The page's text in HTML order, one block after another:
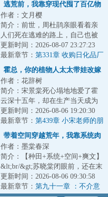
逃荒前，我靠穿现代囤了百亿物
作者：文月樱
简介：前世，周杜鹃亲眼看着亲
人们死在逃难的路上，自己也被
金兵殴打致死 。&lt;br/&gt;再次
睁眼，她竟...
更新时间：2026-08-07 23:27:23
最新章节： 第331章 收购日化品厂
霍总，你的植物人太太带娃改嫁
作者：花辞树
简介：宋景棠死心塌地地爱了霍
云深十五年，却在生产当天成为
了植物人。而霍云深却贴在她耳
边温柔呢喃：“...
更新时间：2026-08-06 19:20:30
最新章节： 第439章 小宋老师的朋
友
带着空间穿越荒年，我靠系统肉
满仓
作者：墨棠春深
简介：【种田+系统+空间+爽文】
&lt;br/&gt;苏晓棠闭眼前，还在末
日废土上和丧尸搏斗。&lt;br/&gt;
再睁眼...
更新时间：2026-08-06 09:30:58
最新章节： 第九十一章 ：不介意